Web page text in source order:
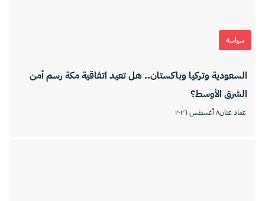
سياسة
السعودية وتركيا وباكستان.. هل تعيد اتفاقية مكة رسم أمن
الشرق الأوسط؟
عماد عنان٨ أغسطس ٢٠٢٦